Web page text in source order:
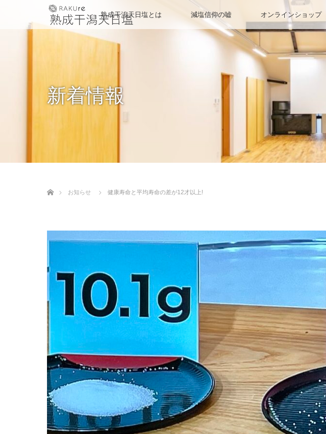
熟成干潟天日塩とは 減塩信仰の嘘 オンラインショップ
新着情報
お知らせ
健康寿命と平均寿命の差が12才以上!